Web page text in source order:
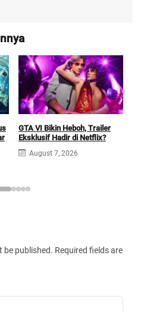
GTA VI Bikin Heboh, Trailer
Eksklusif Hadir di Netflix?
August 7, 2026
be published. Required fields are